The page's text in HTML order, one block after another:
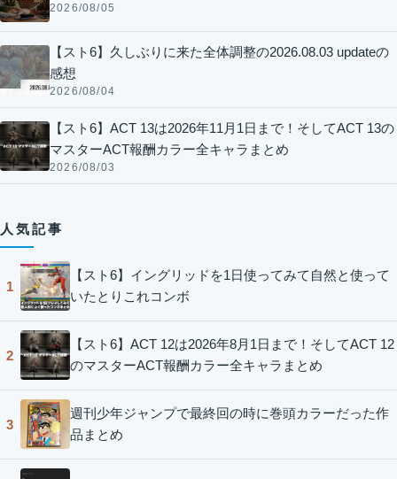
2026/08/05
【スト6】久しぶりに来た全体調整の2026.08.03 updateの
感想
2026/08/04
【スト6】ACT 13は2026年11月1日まで！そしてACT 13の
マスターACT報酬カラー全キャラまとめ
2026/08/03
人気記事
1
【スト6】イングリッドを1日使ってみて自然と使って
いたとりこれコンボ
2
【スト6】ACT 12は2026年8月1日まで！そしてACT 12
のマスターACT報酬カラー全キャラまとめ
3
週刊少年ジャンプで最終回の時に巻頭カラーだった作
品まとめ